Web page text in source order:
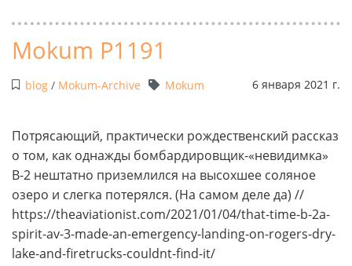
Mokum P1191
blog/ Mokum-Archive Mokum 6 января 2021 г.
Потрясающий, практически рождественский рассказ
о том, как однажды бомбардировщик-«невидимка»
B-2 нештатно приземлился на высохшее соляное
озеро и слегка потерялся. (На самом деле да) //
https://theaviationist.com/2021/01/04/that-time-b-2a-
spirit-av-3-made-an-emergency-landing-on-rogers-dry-
lake-and-firetrucks-couldnt-find-it/